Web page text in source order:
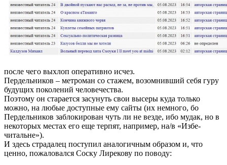
после чего выхлоп оперативно исчез.
Пердельников – метроман со стажем, возомнивший себя гуру
будущих поколений человечества.
Поэтому он старается засунуть свои высеры куда только
можно, на любые доступные ему сайты (их немного, бо
Пердельников заблокирован чуть ли не везде, ибо мудак, но в
некоторых местах его еще терпят, например, на/в «Избе-
читальне»).
И здесь страдалец поступил аналогичным образом и, что
ценно, пожаловался Соску Лирекову по поводу: